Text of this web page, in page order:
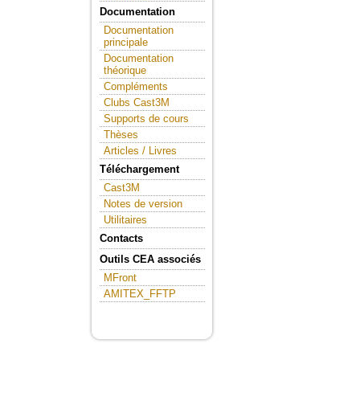
Documentation
Documentation
principale
Documentation
théorique
Compléments
Clubs Cast3M
Supports de cours
Thèses
Articles / Livres
Téléchargement
Cast3M
Notes de version
Utilitaires
Contacts
Outils CEA associés
MFront
AMITEX_FFTP